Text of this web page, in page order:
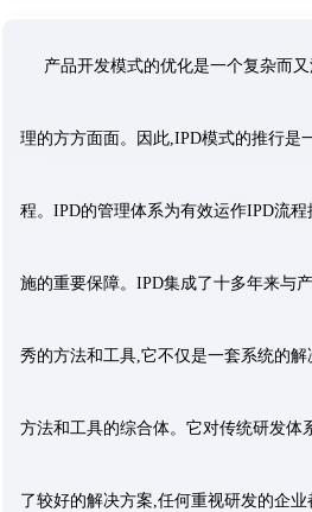
产品开发模式的优化是一个复杂而
理的方方面面。因此,IPD模式的推行是
程。IPD的管理体系为有效运作IPD流
施的重要保障。IPD集成了十多年来与
秀的方法和工具,它不仅是一套系统的解
方法和工具的综合体。它对传统研发体
了较好的解决方案,任何重视研发的企业